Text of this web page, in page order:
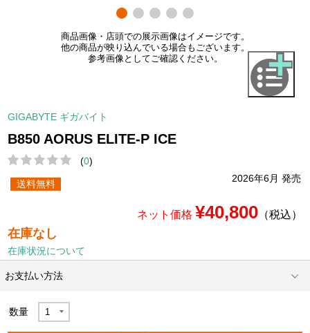
商品画像・店頭での展示画像はイメージです。
他の商品が映り込んでいる場合もございます。
参考画像としてご確認ください。
GIGABYTE ギガバイト
B850 AORUS ELITE-P ICE
(0)
2026年6月 発売
送料無料
ネット価格 ¥40,800（税込）
在庫なし
在庫状況について
お支払い方法
数量